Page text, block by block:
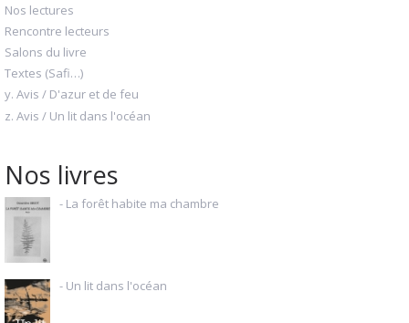
Nos lectures
Rencontre lecteurs
Salons du livre
Textes (Safi…)
y. Avis / D'azur et de feu
z. Avis / Un lit dans l'océan
Nos livres
- La forêt habite ma chambre
- Un lit dans l'océan